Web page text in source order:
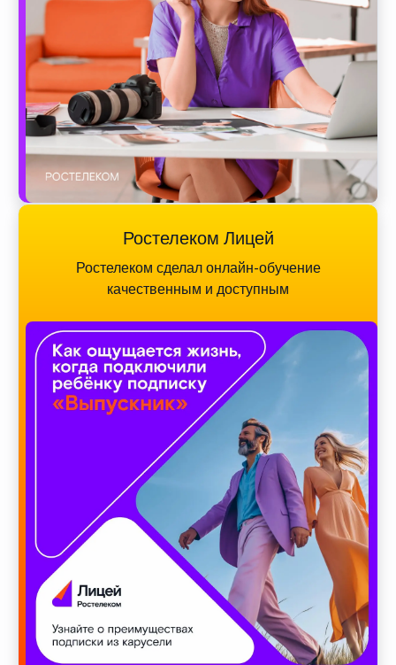
Ростелеком Лицей
Ростелеком сделал онлайн-обучение
качественным и доступным